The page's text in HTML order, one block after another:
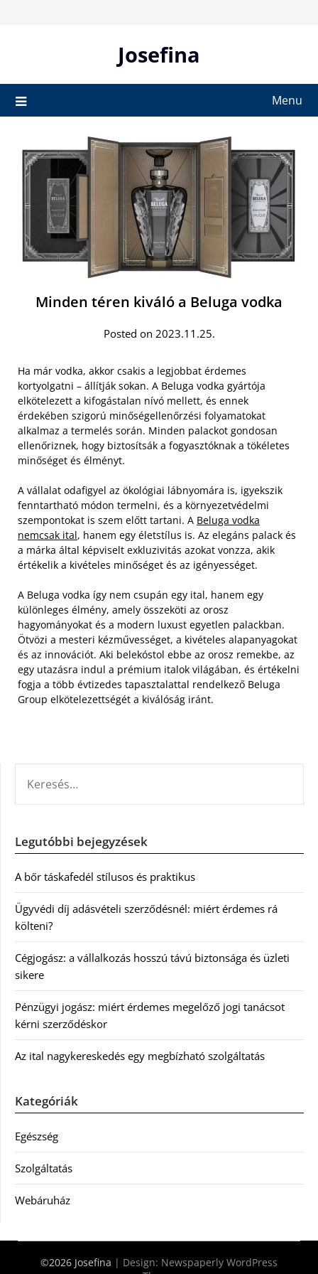
Josefina
Menu
Minden téren kiváló a Beluga vodka
Posted on 2023.11.25.
Ha már vodka, akkor csakis a legjobbat érdemes
kortyolgatni – állítják sokan. A Beluga vodka gyártója
elkötelezett a kifogástalan nívó mellett, és ennek
érdekében szigorú minőségellenőrzési folyamatokat
alkalmaz a termelés során. Minden palackot gondosan
ellenőriznek, hogy biztosítsák a fogyasztóknak a tökéletes
minőséget és élményt.
A vállalat odafigyel az ökológiai lábnyomára is, igyekszik
fenntartható módon termelni, és a környezetvédelmi
szempontokat is szem előtt tartani. A Beluga vodka
nemcsak ital, hanem egy életstílus is. Az elegáns palack és
a márka által képviselt exkluzivitás azokat vonzza, akik
értékelik a kivételes minőséget és az igényességet.
A Beluga vodka így nem csupán egy ital, hanem egy
különleges élmény, amely összeköti az orosz
hagyományokat és a modern luxust egyetlen palackban.
Ötvözi a mesteri kézművességet, a kivételes alapanyagokat
és az innovációt. Aki belekóstol ebbe az orosz remekbe, az
egy utazásra indul a prémium italok világában, és értékelni
fogja a több évtizedes tapasztalattal rendelkező Beluga
Group elkötelezettségét a kiválóság iránt.
Legutóbbi bejegyzések
A bőr táskafedél stílusos és praktikus
Ügyvédi díj adásvételi szerződésnél: miért érdemes rá
költeni?
Cégjogász: a vállalkozás hosszú távú biztonsága és üzleti
sikere
Pénzügyi jogász: miért érdemes megelőző jogi tanácsot
kérni szerződéskor
Az ital nagykereskedés egy megbízható szolgáltatás
Kategóriák
Egészség
Szolgáltatás
Webáruház
©2026 Josefina | Design: Newspaperly WordPress